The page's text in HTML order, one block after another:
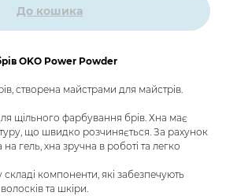
До кошика
OKO Power Powder
створена майстрами для майстрів.
щільного фарбування брів. Хна має
що швидко розчиняється. За рахунок
гель, хна зручна в роботі та легко
компоненти, які забезпечують
та шкіри.